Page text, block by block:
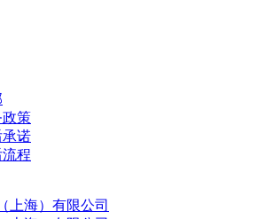
政策
诺
程